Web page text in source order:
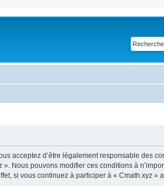
acceptez d’être légalement responsable des
Nous pouvons modifier ces conditions à
si vous continuez à participer à « Cmath.xyz »